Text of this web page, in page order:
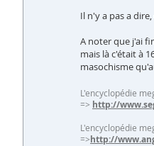
Il n'y a pas a
A noter que j'ai
mais là c'était à
masochisme
L'encyclopédie
=> http://
L'encyclopédie
=>http://